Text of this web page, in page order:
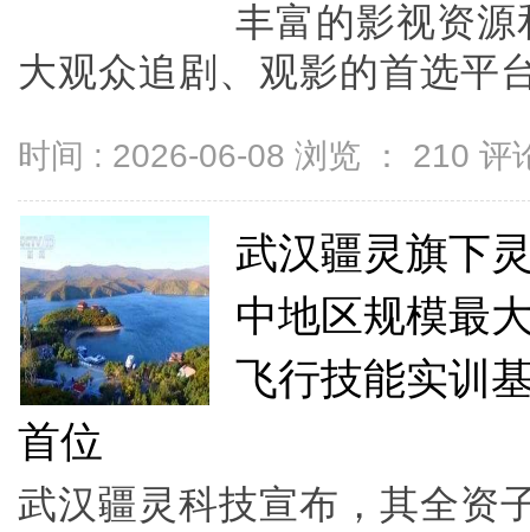
丰富的影视资
大观众追剧、观影的首选平
时间 : 2026-06-08 浏览 ： 210 评
武汉疆灵旗下
中地区规模最
飞行技能实训
首位
武汉疆灵科技宣布，其全资